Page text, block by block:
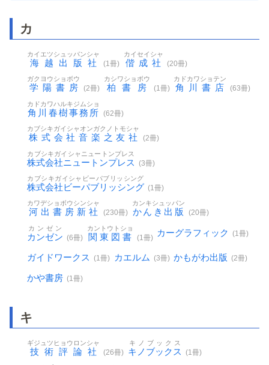
カ
海越出版社
カイエツシュッパンシャ
(1冊) 偕成社
カイセイシャ
(20冊)
学陽書房
ガクヨウショボウ
(2冊) 柏書房
カシワショボウ
(1冊) 角川書店
カドカワショテン
(63冊)
角川春樹事務所
カドカワハルキジムショ
(62冊)
株式会社音楽之友社
カブシキガイシャオンガクノトモシャ
(2冊)
株式会社ニュートンプレス
カブシキガイシャニュートンプレス
(3冊)
株式会社ビーパブリッシング
カブシキガイシャビーパブリッシング
(1冊)
河出書房新社
カワデショボウシンシャ
(230冊) かんき出版
カンキシュッパン
(20冊)
カンゼン
カンゼン
(6冊) 関東図書
カントウトショ
(1冊) カーグラフィック (1冊)
ガイドワークス (1冊) カエルム (3冊) かもがわ出版 (2冊)
かや書房 (1冊)
キ
技術評論社
ギジュツヒョウロンシャ
(26冊) キノブックス
キノブックス
(1冊)